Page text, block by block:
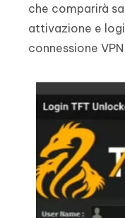
che comparirà
attivazione e
connessione